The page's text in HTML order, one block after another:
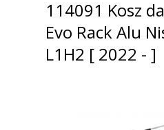
114091 Kosz
Evo Rack Alu
L1H2 [ 2022 - ]